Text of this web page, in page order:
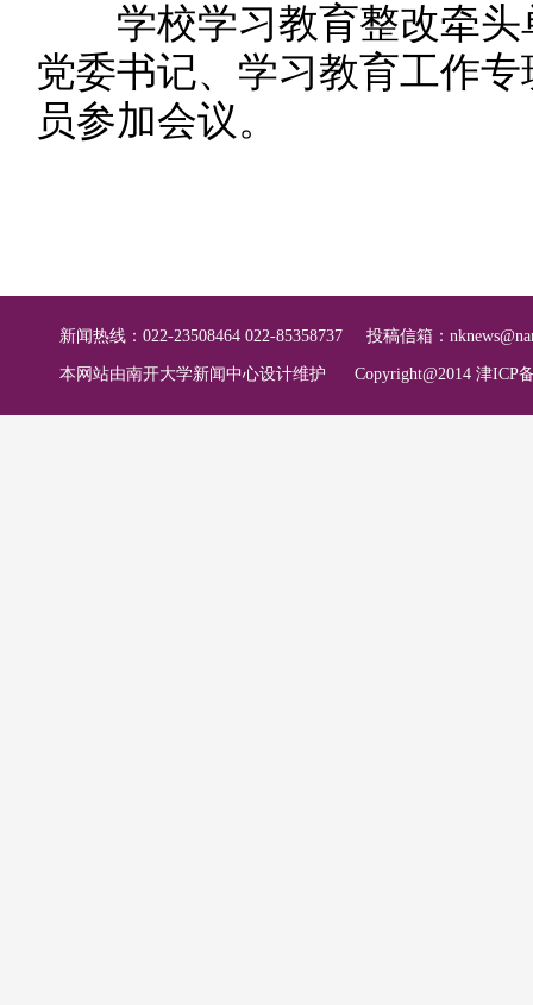
学校学习教育整改牵头
党委书记、学习教育工作
员参加会议。
新闻热线：022-23508464 022-85358737 投稿信箱：
本网站由南开大学新闻中心设计维护 Copyright@2014 津ICP